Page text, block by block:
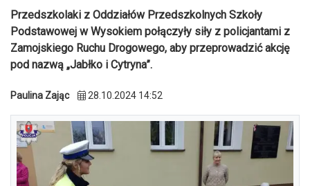
Przedszkolaki z Oddziałów Przedszkolnych Szkoły
Podstawowej w Wysokiem połączyły siły z policjantami z
Zamojskiego Ruchu Drogowego, aby przeprowadzić akcję
pod nazwą „Jabłko i Cytryna”.
Paulina Zając 28.10.2024 14:52